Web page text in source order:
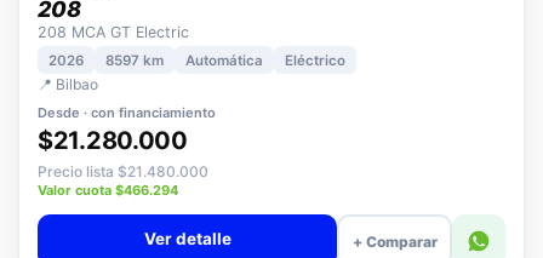
PEUGEOT
208
208 MCA GT Electric
2026
📍 Bilbao
Desde · con financiamiento
$21.280.000
Precio lista $21.480.000
Valor cuota $466.294